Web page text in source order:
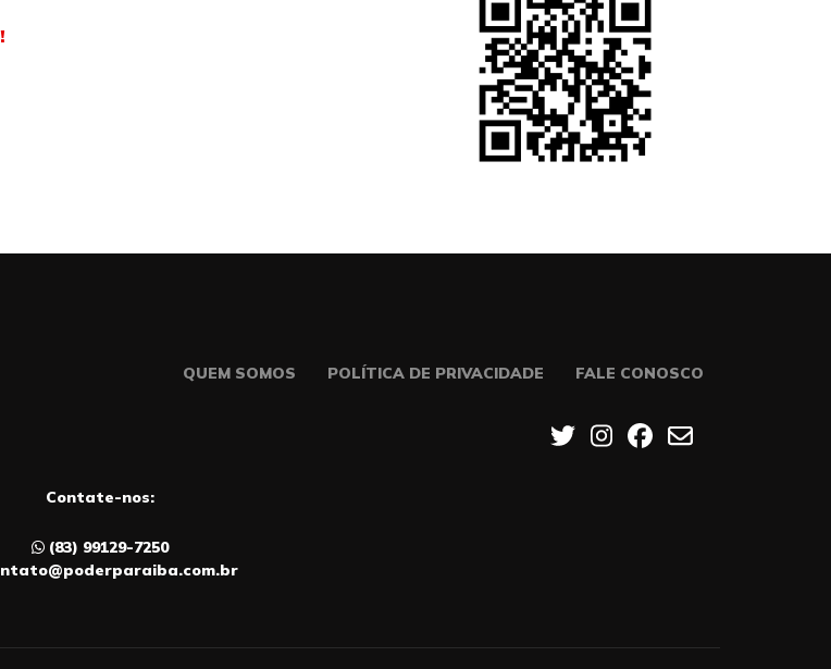
QUEM SOMOS POLÍTICA DE PRIVACIDADE FALE CONOSCO
Contate-nos:
(83) 99129-7250